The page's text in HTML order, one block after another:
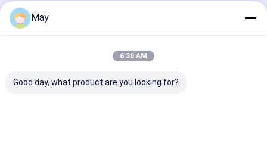
推薦されたプロダクト
May
6:30 AM
Good day, what product are you looking for?